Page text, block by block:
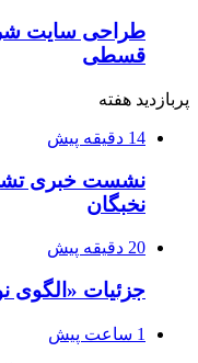
طراحی سایت
قسطی
پربازدید هفته
14 دقیقه پیش
نشست خبری
نخبگان
20 دقیقه پیش
جزئیات «الگوی
1 ساعت پیش